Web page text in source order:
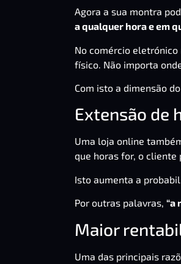
Agora a sua montra
a qualquer hora e em
No comércio
físico. Não importa
Com isto a dimensão
Extensão de
Uma loja online
que horas for, o cliente
Isto aumenta a
Por outras palavras, “a
Maior
Uma das principais